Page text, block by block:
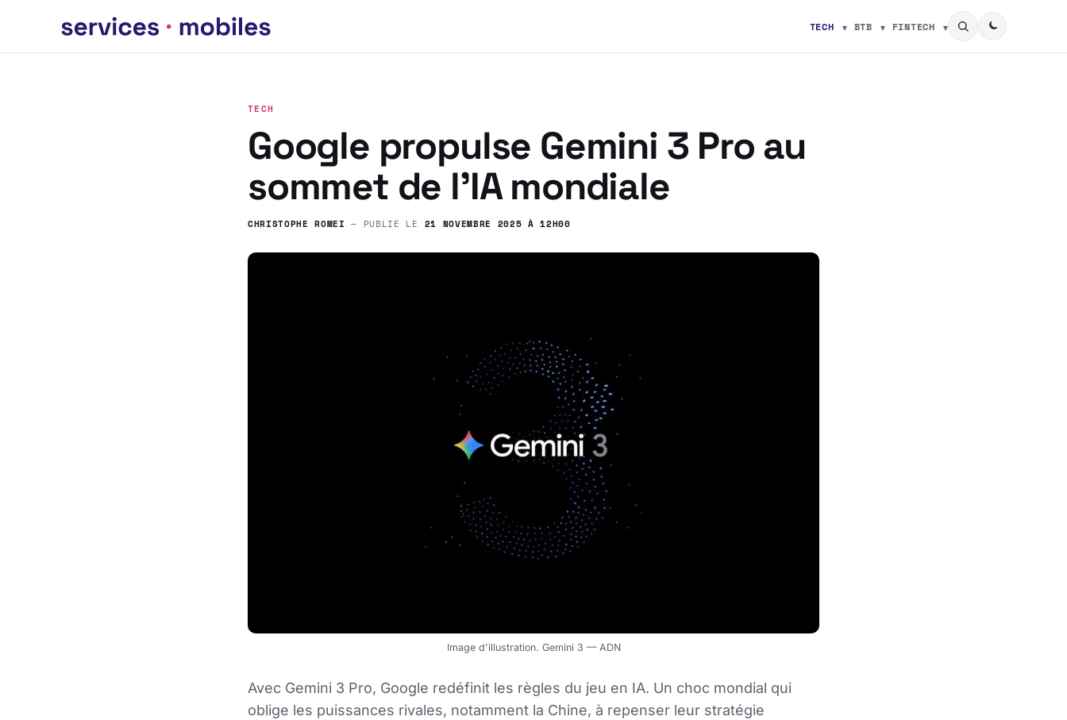
TECH BTB FINTECH
TECH
Google propulse Gemini 3 Pro au
sommet de l’IA mondiale
CHRISTOPHE ROMEI — PUBLIÉ LE 21 NOVEMBRE 2025 À 12H00
Image d'illustration. Gemini 3 — ADN
Avec Gemini 3 Pro, Google redéfinit les règles du jeu en IA. Un choc mondial qui
oblige les puissances rivales, notamment la Chine, à repenser leur stratégie